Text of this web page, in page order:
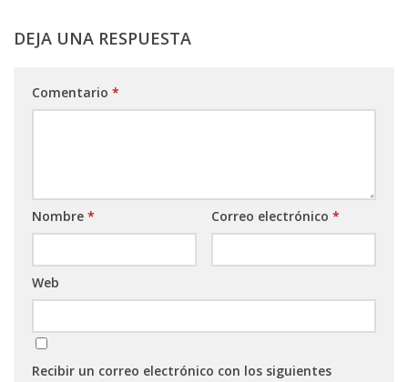
DEJA UNA RESPUESTA
Comentario *
Nombre * Correo electrónico *
Web
Recibir un correo electrónico con los siguientes